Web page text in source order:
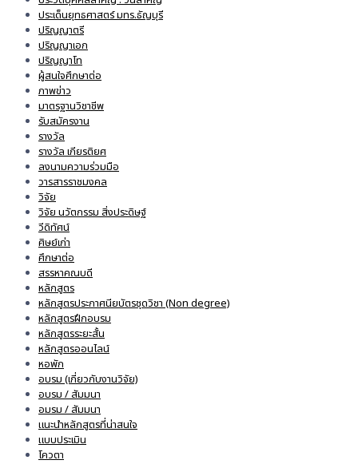
ประเด็นยุทธศาสตร์ มทร.ธัญบุรี
ปริญญาตรี
ปริญญาเอก
ปริญญาโท
ผู้สนใจศึกษาต่อ
ภาพข่าว
มาตรฐานวิชาชีพ
รับสมัครงาน
รางวัล
รางวัล เกียรติยศ
ลงนามความร่วมมือ
วารสารราชมงคล
วิจัย
วิจัย นวัตกรรม สิ่งประดิษฐ์
วีดิทัศน์
ศิษย์เก่า
ศึกษาต่อ
สรรหาคณบดี
หลักสูตร
หลักสูตรประกาศนียบัตรชุดวิชา (Non degree)
หลักสูตรฝึกอบรม
หลักสูตรระยะสั้น
หลักสูตรออนไลน์
หอพัก
อบรม (เกี่ยวกับงานวิจัย)
อบรม / สัมมนา
อมรม / สัมมนา
แนะนำหลักสูตรที่น่าสนใจ
แบบประเมิน
โควตา